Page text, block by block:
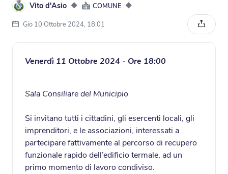
Vito d'Asio ◆ COMUNE ◆
Gio 10 Ottobre 2024, 18:01
Venerdì 11 Ottobre 2024 - Ore 18:00
Sala Consiliare del Municipio
Si invitano tutti i cittadini, gli esercenti locali, gli
imprenditori, e le associazioni, interessati a
partecipare fattivamente al percorso di recupero
funzionale rapido dell’edificio termale, ad un
primo momento di lavoro condiviso.